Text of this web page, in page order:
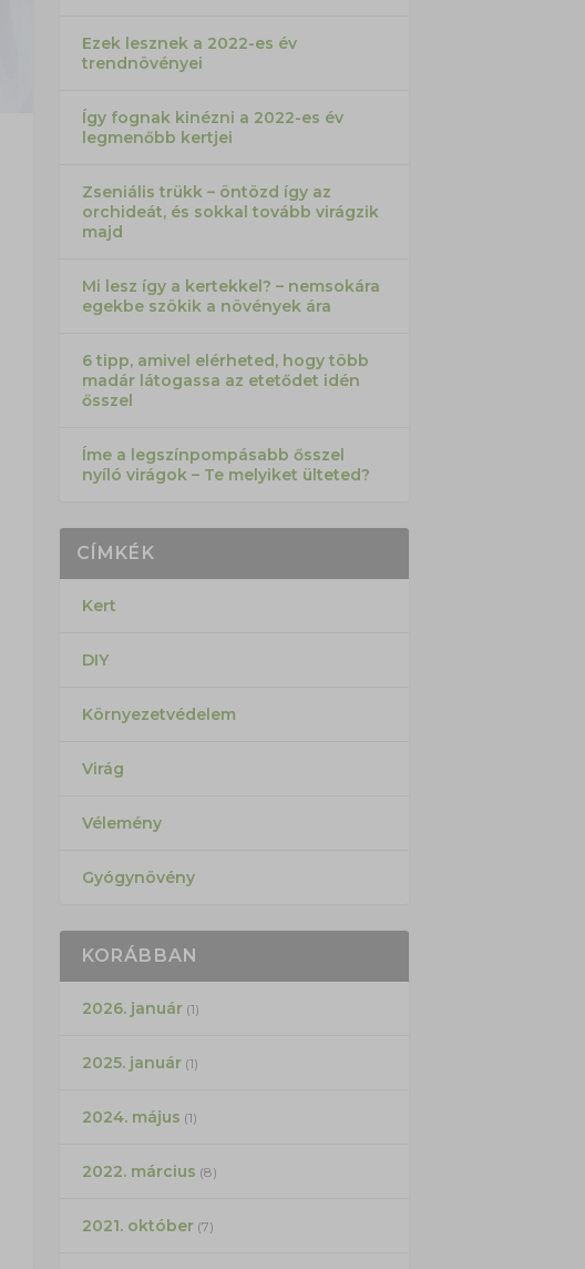
Ezek lesznek a 2022-es év
trendnövényei
Így fognak kinézni a 2022-es év
legmenőbb kertjei
Zseniális trükk – öntözd így az
orchideát, és sokkal tovább virágzik
majd
Mi lesz így a kertekkel? – nemsokára
egekbe szökik a növények ára
6 tipp, amivel elérheted, hogy több
madár látogassa az etetődet idén
ősszel
Íme a legszínpompásabb ősszel
nyíló virágok – Te melyiket ülteted?
CÍMKÉK
Kert
DIY
Környezetvédelem
Virág
Vélemény
Gyógynövény
KORÁBBAN
2026. január(1)
2025. január(1)
2024. május (1)
2022. március (8)
2021. október(7)